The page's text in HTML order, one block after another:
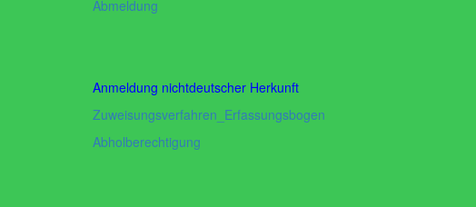
Abmeldung
Anmeldung nichtdeutscher Herkunft
Zuweisungsverfahren_Erfassungsbogen
Abholberechtigung